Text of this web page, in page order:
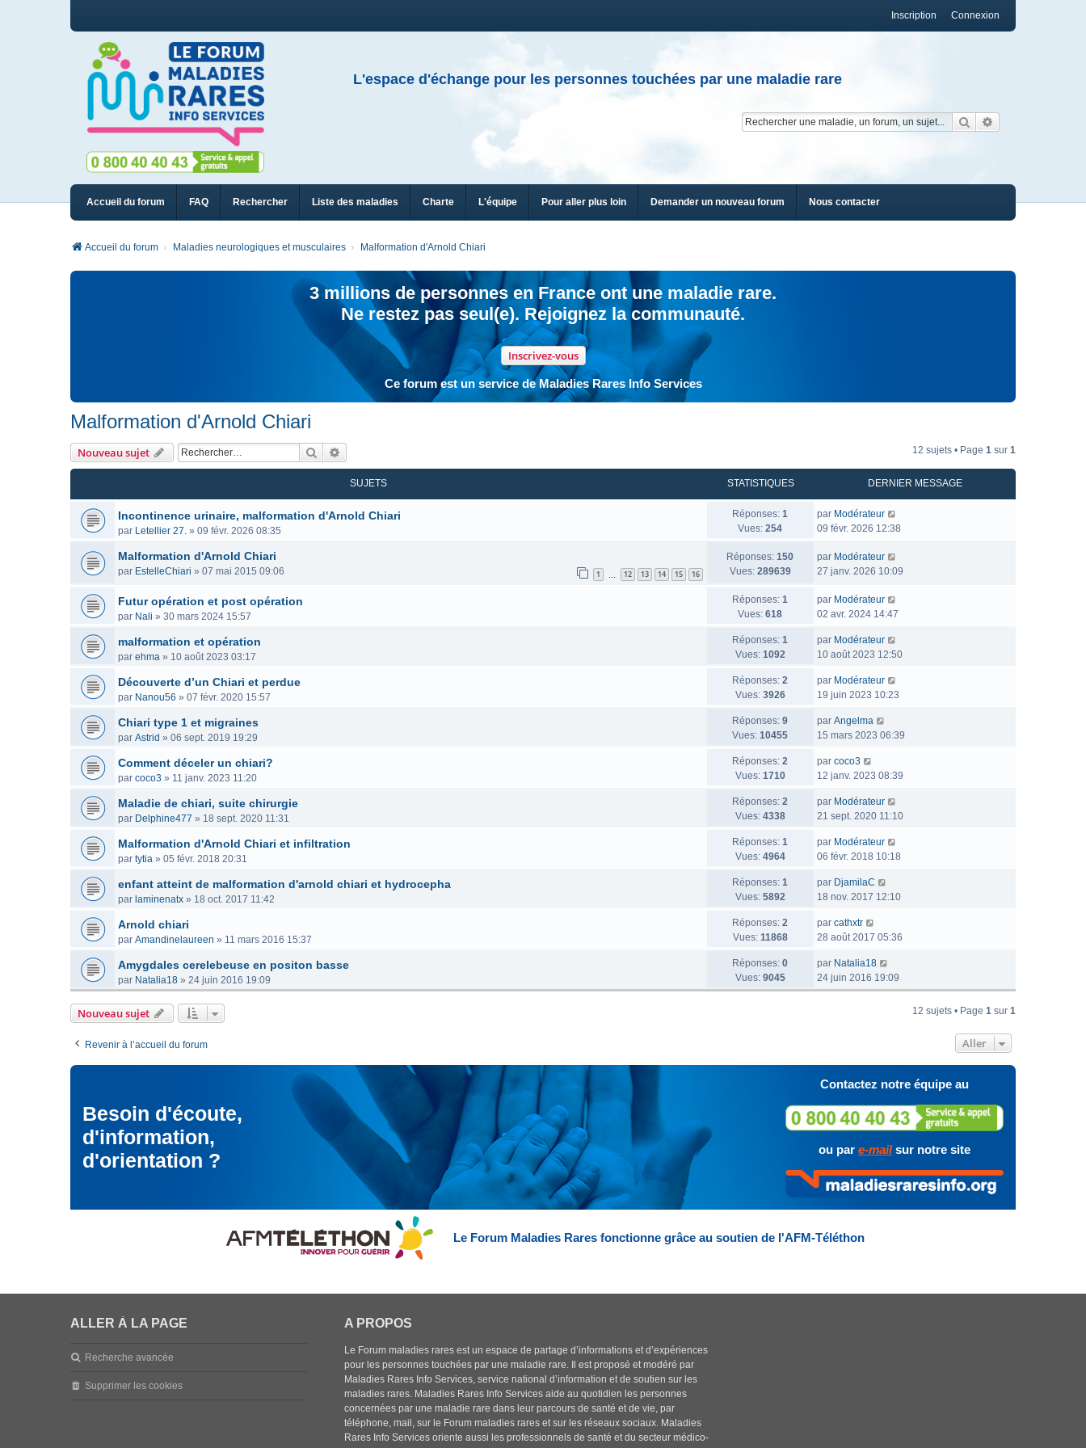
Connexion
Inscription
L'espace d'échange pour les personnes touchées par une maladie rare
Rechercher
Accueil du forum FAQ Rechercher Liste des maladies Charte L'équipe Pour aller plus loin Demander un nouveau forum Nous contacter
Accueil du forum Maladies neurologiques et musculaires Malformation d'Arnold Chiari
3 millions de personnes en France ont une maladie rare.
Ne restez pas seul(e). Rejoignez la communauté.
Inscrivez-vous
Ce forum est un service de Maladies Rares Info Services
Malformation d'Arnold Chiari
Nouveau sujet Rechercher 12 sujets • Page 1 sur 1
SUJETS STATISTIQUES DERNIER MESSAGE
Incontinence urinaire, malformation d'Arnold Chiari
par Letellier 27. » 09 févr. 2026 08:35
Réponses: 1
Vues: 254
par Modérateur
09 févr. 2026 12:38
Malformation d'Arnold Chiari
par EstelleChiari » 07 mai 2015 09:06 1 12 13 14 15 16
Réponses: 150
Vues: 289639
par Modérateur
27 janv. 2026 10:09
Futur opération et post opération
par Nali » 30 mars 2024 15:57
Réponses: 1
Vues: 618
par Modérateur
02 avr. 2024 14:47
malformation et opération
par ehma » 10 août 2023 03:17
Réponses: 1
Vues: 1092
par Modérateur
10 août 2023 12:50
Découverte d’un Chiari et perdue
par Nanou56 » 07 févr. 2020 15:57
Réponses: 2
Vues: 3926
par Modérateur
19 juin 2023 10:23
Chiari type 1 et migraines
par Astrid » 06 sept. 2019 19:29
Réponses: 9
Vues: 10455
par Angelma
15 mars 2023 06:39
Comment déceler un chiari?
par coco3 » 11 janv. 2023 11:20
Réponses: 2
Vues: 1710
par coco3
12 janv. 2023 08:39
Maladie de chiari, suite chirurgie
par Delphine477 » 18 sept. 2020 11:31
Réponses: 2
Vues: 4338
par Modérateur
21 sept. 2020 11:10
Malformation d'Arnold Chiari et infiltration
par tytia » 05 févr. 2018 20:31
Réponses: 1
Vues: 4964
par Modérateur
06 févr. 2018 10:18
enfant atteint de malformation d'arnold chiari et hydrocepha
par laminenatx » 18 oct. 2017 11:42
Réponses: 1
Vues: 5892
par DjamilaC
18 nov. 2017 12:10
Arnold chiari
par Amandinelaureen » 11 mars 2016 15:37
Réponses: 2
Vues: 11868
par cathxtr
28 août 2017 05:36
Amygdales cerelebeuse en positon basse
par Natalia18 » 24 juin 2016 19:09
Réponses: 0
Vues: 9045
par Natalia18
24 juin 2016 19:09
Nouveau sujet 12 sujets • Page 1 sur 1
Revenir à l’accueil du forum Aller
Besoin d'écoute,
d'information,
d'orientation ?
Contactez notre équipe au
ou par e-mailsur notre site
Le Forum Maladies Rares fonctionne grâce au soutien de l'AFM-Téléthon
ALLER À LA PAGE
Recherche avancée
Supprimer les cookies
A PROPOS
Le Forum maladies rares est un espace de partage d’informations et d’expériences
pour les personnes touchées par une maladie rare. Il est proposé et modéré par
Maladies Rares Info Services, service national d’information et de soutien sur les
maladies rares. Maladies Rares Info Services aide au quotidien les personnes
concernées par une maladie rare dans leur parcours de santé et de vie, par
téléphone, mail, sur le Forum maladies rares et sur les réseaux sociaux. Maladies
Rares Info Services oriente aussi les professionnels de santé et du secteur médico-